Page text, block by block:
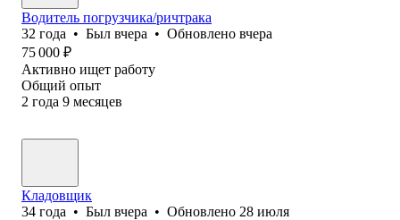
Водитель погрузчика/ричтрака
32 года • Был вчера • Обновлено вчера
75 000 ₽
Активно ищет работу
Общий опыт
2 года 9 месяцев
Кладовщик
34 года • Был вчера • Обновлено 28 июля